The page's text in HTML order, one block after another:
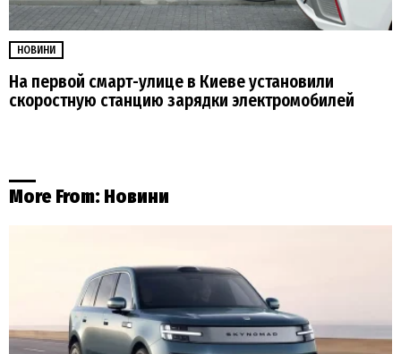
НОВИНИ
На первой смарт-улице в Киеве установили
скоростную станцию зарядки электромобилей
More From: Новини